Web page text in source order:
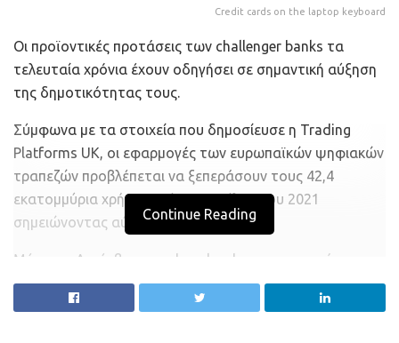
Credit cards on the laptop keyboard
Οι προϊοντικές προτάσεις των challenger banks τα
τελευταία χρόνια έχουν οδηγήσει σε σημαντική αύξηση
της δημοτικότητας τους.
Σύμφωνα με τα στοιχεία που δημοσίευσε η Trading
Platforms UK, οι εφαρμογές των ευρωπαϊκών ψηφιακών
τραπεζών προβλέπεται να ξεπεράσουν τους 42,4
εκατομμύρια χρήστες μέχρι το τέλος του 2021
σημειώνοντας αύξηση 18,8%.
Μέχρι το Δεκέμβριο, τα download της εφαρμογής της
Revolut, η οποία βρίσκεται στην πρώτη θέση της
σχετικής λίστας, αναμένεται να φτάσουν τα 18
Continue Reading